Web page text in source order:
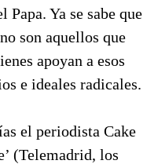
Papa. Ya se sabe que
son aquellos que
apoyan a esos
e ideales radicales.
el periodista Cake
(Telemadrid, los